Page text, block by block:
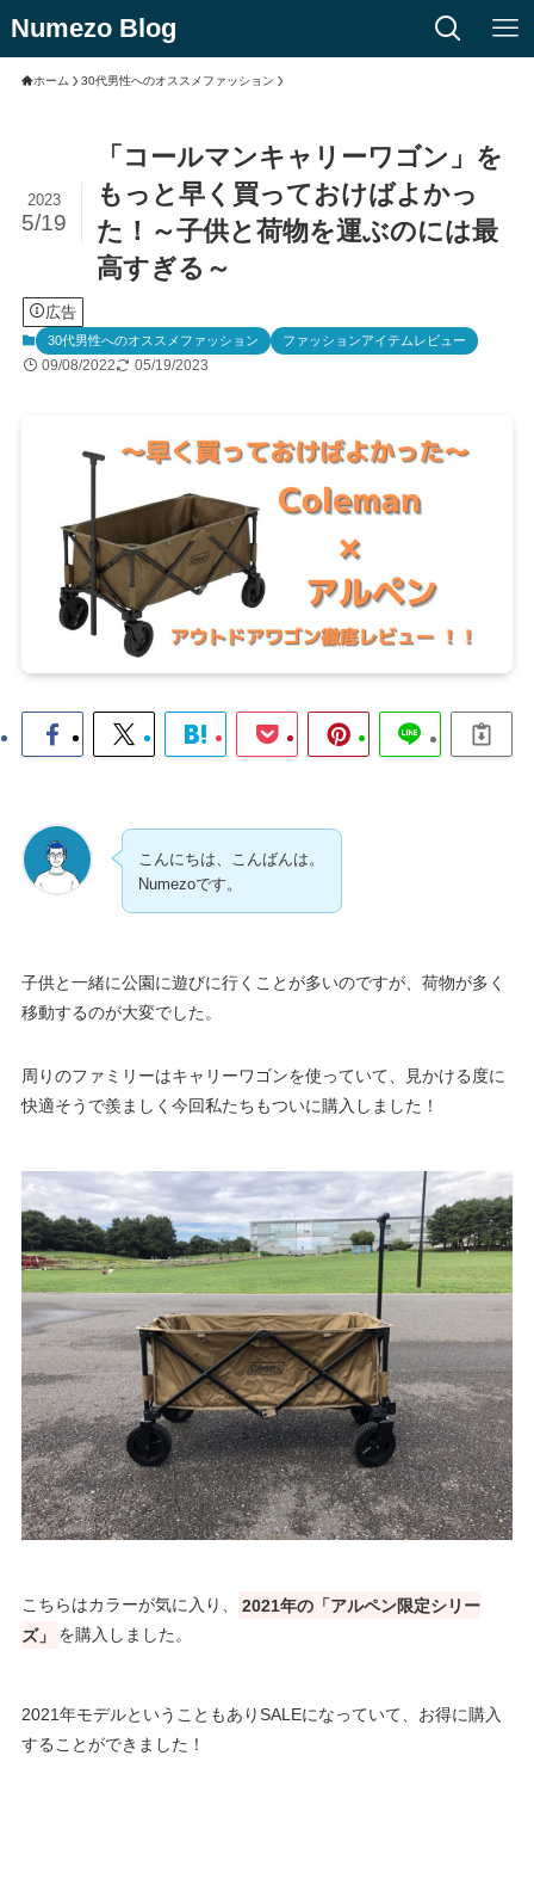
Numezo Blog
ホーム 30代男性へのオススメファッション
「コールマンキャリーワゴン」を
もっと早く買っておけばよかっ
た！～子供と荷物を運ぶのには最
高すぎる～
2023
5/19
広告
30代男性へのオススメファッション ファッションアイテムレビュー
09/08/2022 05/19/2023
こんにちは、こんばんは。
Numezoです。
子供と一緒に公園に遊びに行くことが多いのですが、荷物が多く
移動するのが大変でした。
周りのファミリーはキャリーワゴンを使っていて、見かける度に
快適そうで羨ましく今回私たちもついに購入しました！
こちらはカラーが気に入り、
2021年の「アルペン限定シリー
ズ」
を購入しました。
2021年モデルということもありSALEになっていて、お得に購入
することができました！